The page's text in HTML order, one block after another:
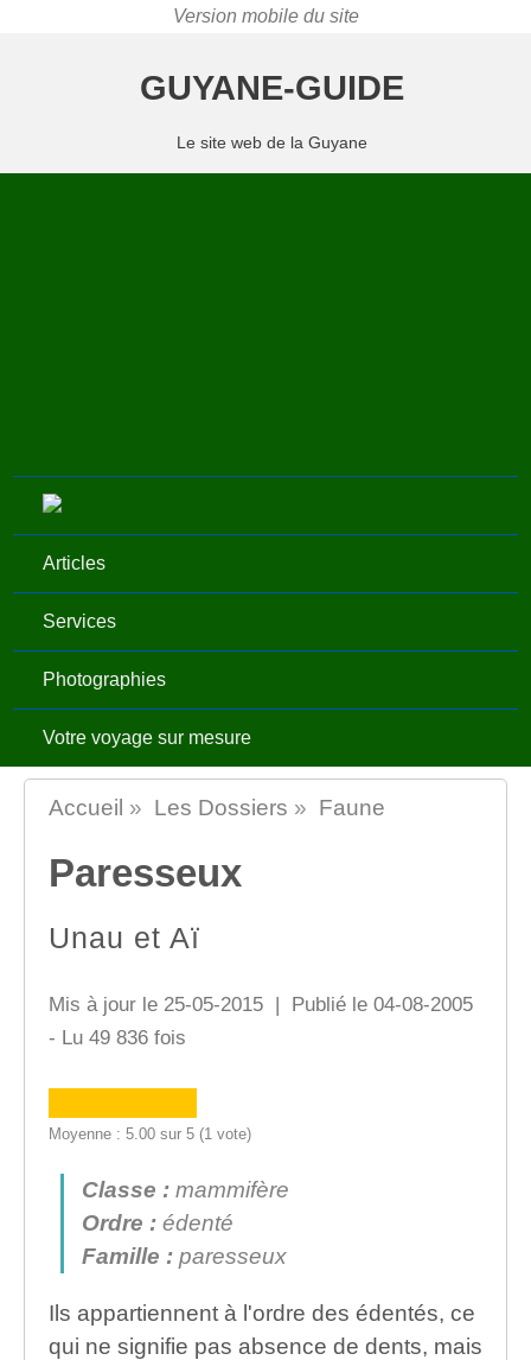
GUYANE-GUIDE
Le site web de la Guyane
Articles
Services
Photographies
Votre voyage sur mesure
Accueil » Les Dossiers » Faune
Paresseux
Unau et Aï
Mis à jour le 25-05-2015 | Publié le 04-08-2005
- Lu 49 836 fois
Moyenne : 5.00 sur 5 (1 vote)
Classe : mammifère
Ordre : édenté
Famille : paresseux
Ils appartiennent à l'ordre des édentés, ce
qui ne signifie pas absence de dents, mais